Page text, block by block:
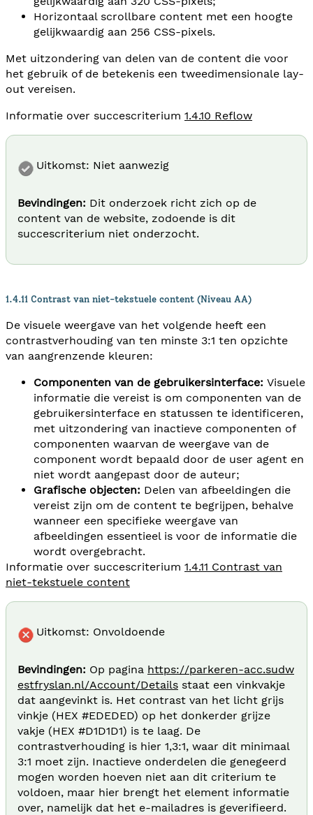
Horizontaal scrollbare content met een hoogte
gelijkwaardig aan 256 CSS-pixels.
Met uitzondering van delen van de content die voor
het gebruik of de betekenis een tweedimensionale lay-
out vereisen.
Informatie over succescriterium 1.4.10 Reflow
Uitkomst: Niet aanwezig
Bevindingen: Dit onderzoek richt zich op de
content van de website, zodoende is dit
succescriterium niet onderzocht.
1.4.11 Contrast van niet-tekstuele content (Niveau AA)
De visuele weergave van het volgende heeft een
contrastverhouding van ten minste 3:1 ten opzichte
van aangrenzende kleuren:
Componenten van de gebruikersinterface: Visuele
informatie die vereist is om componenten van de
gebruikersinterface en statussen te identificeren,
met uitzondering van inactieve componenten of
componenten waarvan de weergave van de
component wordt bepaald door de user agent en
niet wordt aangepast door de auteur;
Grafische objecten: Delen van afbeeldingen die
vereist zijn om de content te begrijpen, behalve
wanneer een specifieke weergave van
afbeeldingen essentieel is voor de informatie die
wordt overgebracht.
Informatie over succescriterium 1.4.11 Contrast van
niet-tekstuele content
Uitkomst: Onvoldoende
Bevindingen: Op pagina https://parkeren-acc.sudw
estfryslan.nl/Account/Details staat een vinkvakje
dat aangevinkt is. Het contrast van het licht grijs
vinkje (HEX #EDEDED) op het donkerder grijze
vakje (HEX #D1D1D1) is te laag. De
contrastverhouding is hier 1,3:1, waar dit minimaal
3:1 moet zijn. Inactieve onderdelen die genegeerd
mogen worden hoeven niet aan dit criterium te
voldoen, maar hier brengt het element informatie
over, namelijk dat het e-mailadres is geverifieerd.